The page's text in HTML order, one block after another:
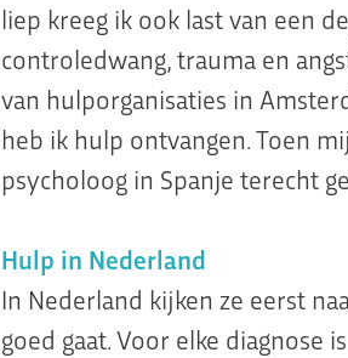
liep kreeg ik ook last van een
controledwang, trauma en
van hulporganisaties in
heb ik hulp ontvangen. Toen
psycholoog in Spanje terecht
Hulp in Nederland
In Nederland kijken ze eerst
goed gaat. Voor elke diagnose